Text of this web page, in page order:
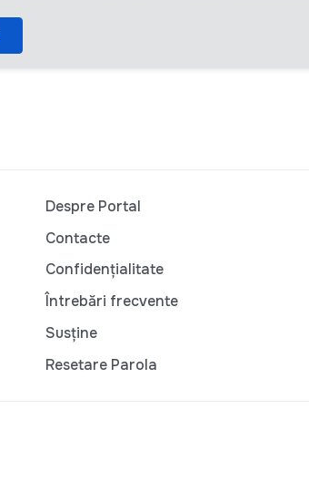
Despre Portal
Contacte
Confidențialitate
Întrebări frecvente
Susține
Resetare Parola